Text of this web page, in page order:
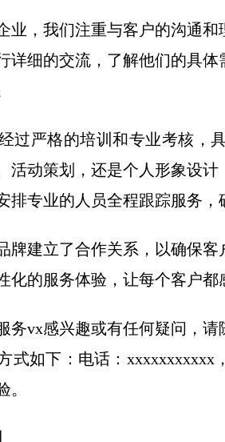
业，我们注重与客户的沟通
详细的交流，了解他们的具
过严格的培训和专业考核，
活动策划，还是个人形象设
排专业的人员全程跟踪服务
牌建立了合作关系，以确保
化的服务体验，让每个客户都
务vx感兴趣或有任何疑问，
式如下：电话：
。